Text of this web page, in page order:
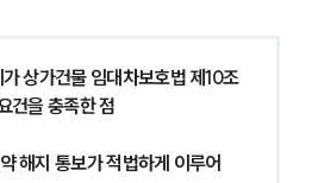
상가건물 임대차보호법 제10조
건을 충족한 점
해지 통보가 적법하게 이루어